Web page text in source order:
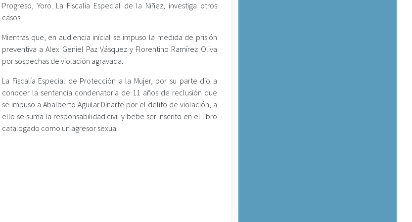
Progreso, Yoro. La Fiscalía Especial de la Niñez, investiga otros
casos.
Mientras que, en audiencia inicial se impuso la medida de prisión
preventiva a Alex Geniel Paz Vásquez y Florentino Ramírez Oliva
por sospechas de violación agravada.
La Fiscalía Especial de Protección a la Mujer, por su parte dio a
conocer la sentencia condenatoria de 11 años de reclusión que
se impuso a Abalberto Aguilar Dinarte por el delito de violación, a
ello se suma la responsabilidad civil y bebe ser inscrito en el libro
catalogado como un agresor sexual.